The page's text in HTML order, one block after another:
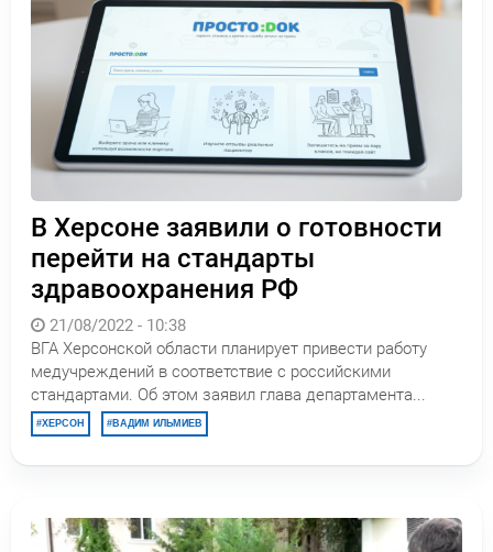
В Херсоне заявили о готовности
перейти на стандарты
здравоохранения РФ
21/08/2022 - 10:38
ВГА Херсонской области планирует привести работу
медучреждений в соответствие с российскими
стандартами. Об этом заявил глава департамента...
ХЕРСОН ВАДИМ ИЛЬМИЕВ